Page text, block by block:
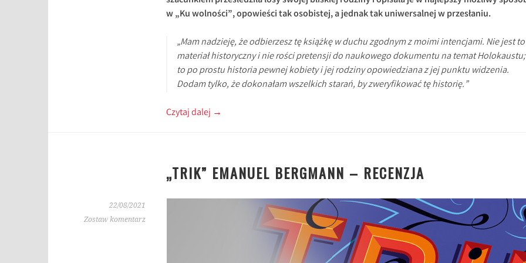
w „Ku wolności”, opowieści tak osobistej, a jednak tak uniwersalnej w przesłaniu.
„Mam nadzieję, że odbierzesz tę książkę w duchu zgodnym z moimi intencjami. Nie jest to
materiał historyczny i nie rości pretensji do naukowego dokumentu na temat Holokaustu;
to po prostu historia pewnej kobiety i jej rodziny opowiedziana z jej punktu widzenia.
Dodam tylko, że dokonałam wszelkich starań, by zweryfikować tę historię.”
Czytaj dalej →
„TRIK” EMANUEL BERGMANN – RECENZJA
22/08/2021
Zostaw komentarz